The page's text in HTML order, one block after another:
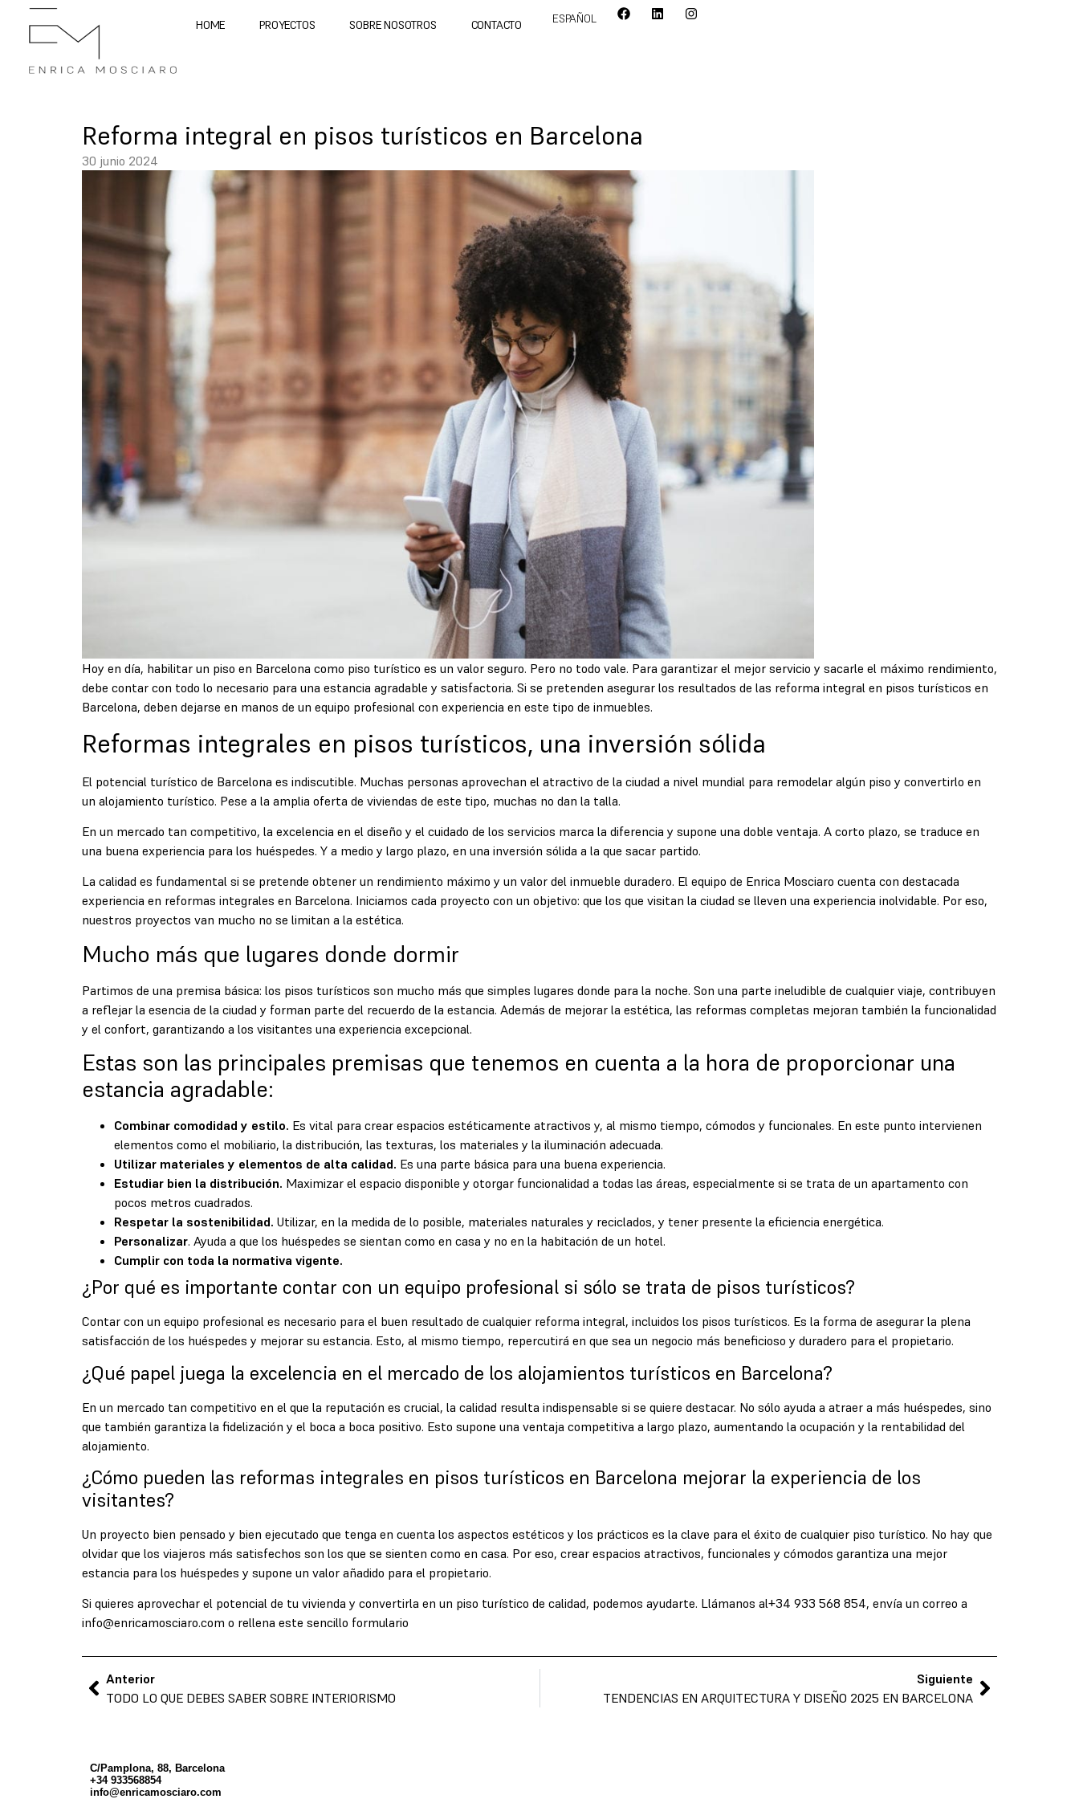
HOME PROYECTOS SOBRE NOSOTROS CONTACTO ESPAÑOL
Reforma integral en pisos turísticos en Barcelona
30 junio 2024
Hoy en día, habilitar un piso en Barcelona como piso turístico es un valor seguro. Pero no todo vale. Para garantizar el mejor servicio y sacarle el máximo rendimiento,
debe contar con todo lo necesario para una estancia agradable y satisfactoria. Si se pretenden asegurar los resultados de las reforma integral en pisos turísticos en
Barcelona, deben dejarse en manos de un equipo profesional con experiencia en este tipo de inmuebles.
Reformas integrales en pisos turísticos, una inversión sólida
El potencial turístico de Barcelona es indiscutible. Muchas personas aprovechan el atractivo de la ciudad a nivel mundial para remodelar algún piso y convertirlo en
un alojamiento turístico. Pese a la amplia oferta de viviendas de este tipo, muchas no dan la talla.
En un mercado tan competitivo, la excelencia en el diseño y el cuidado de los servicios marca la diferencia y supone una doble ventaja. A corto plazo, se traduce en
una buena experiencia para los huéspedes. Y a medio y largo plazo, en una inversión sólida a la que sacar partido.
La calidad es fundamental si se pretende obtener un rendimiento máximo y un valor del inmueble duradero. El equipo de Enrica Mosciaro cuenta con destacada
experiencia en reformas integrales en Barcelona. Iniciamos cada proyecto con un objetivo: que los que visitan la ciudad se lleven una experiencia inolvidable. Por eso,
nuestros proyectos van mucho no se limitan a la estética.
Mucho más que lugares donde dormir
Partimos de una premisa básica: los pisos turísticos son mucho más que simples lugares donde para la noche. Son una parte ineludible de cualquier viaje, contribuyen
a reflejar la esencia de la ciudad y forman parte del recuerdo de la estancia. Además de mejorar la estética, las reformas completas mejoran también la funcionalidad
y el confort, garantizando a los visitantes una experiencia excepcional.
Estas son las principales premisas que tenemos en cuenta a la hora de proporcionar una
estancia agradable:
Combinar comodidad y estilo. Es vital para crear espacios estéticamente atractivos y, al mismo tiempo, cómodos y funcionales. En este punto intervienen
elementos como el mobiliario, la distribución, las texturas, los materiales y la iluminación adecuada.
Utilizar materiales y elementos de alta calidad. Es una parte básica para una buena experiencia.
Estudiar bien la distribución. Maximizar el espacio disponible y otorgar funcionalidad a todas las áreas, especialmente si se trata de un apartamento con
pocos metros cuadrados.
Respetar la sostenibilidad. Utilizar, en la medida de lo posible, materiales naturales y reciclados, y tener presente la eficiencia energética.
Personalizar. Ayuda a que los huéspedes se sientan como en casa y no en la habitación de un hotel.
Cumplir con toda la normativa vigente.
¿Por qué es importante contar con un equipo profesional si sólo se trata de pisos turísticos?
Contar con un equipo profesional es necesario para el buen resultado de cualquier reforma integral, incluidos los pisos turísticos. Es la forma de asegurar la plena
satisfacción de los huéspedes y mejorar su estancia. Esto, al mismo tiempo, repercutirá en que sea un negocio más beneficioso y duradero para el propietario.
¿Qué papel juega la excelencia en el mercado de los alojamientos turísticos en Barcelona?
En un mercado tan competitivo en el que la reputación es crucial, la calidad resulta indispensable si se quiere destacar. No sólo ayuda a atraer a más huéspedes, sino
que también garantiza la fidelización y el boca a boca positivo. Esto supone una ventaja competitiva a largo plazo, aumentando la ocupación y la rentabilidad del
alojamiento.
¿Cómo pueden las reformas integrales en pisos turísticos en Barcelona mejorar la experiencia de los
visitantes?
Un proyecto bien pensado y bien ejecutado que tenga en cuenta los aspectos estéticos y los prácticos es la clave para el éxito de cualquier piso turístico. No hay que
olvidar que los viajeros más satisfechos son los que se sienten como en casa. Por eso, crear espacios atractivos, funcionales y cómodos garantiza una mejor
estancia para los huéspedes y supone un valor añadido para el propietario.
Si quieres aprovechar el potencial de tu vivienda y convertirla en un piso turístico de calidad, podemos ayudarte. Llámanos al+34 933 568 854, envía un correo a
info@enricamosciaro.com o rellena este sencillo formulario
Anterior
TODO LO QUE DEBES SABER SOBRE INTERIORISMO
Siguiente
TENDENCIAS EN ARQUITECTURA Y DISEÑO 2025 EN BARCELONA
C/Pamplona, 88, Barcelona
+34 933568854
info@enricamosciaro.com